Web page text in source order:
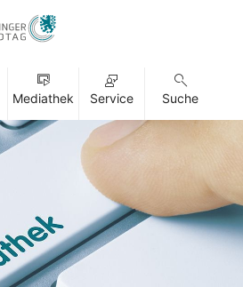
Mediathek Service Suche